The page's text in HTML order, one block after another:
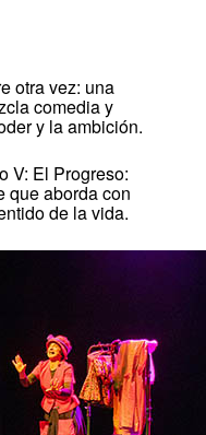
otra vez: una
comedia y
y la ambición.
V: El Progreso:
que aborda con
de la vida.